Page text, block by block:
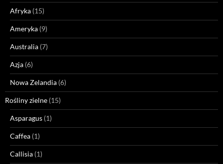
Afryka (15)
Ameryka (9)
Australia (7)
Azja (6)
Nowa Zelandia (6)
Rośliny zielne (15)
Asparagus (1)
Caffea (1)
Callisia (1)